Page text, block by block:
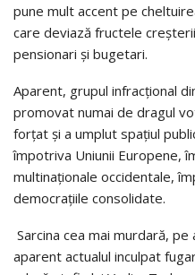
pune mult accent pe
care deviază fructele
pensionari și bugetari.
Aparent, grupul infracțional
promovat numai de dragul
forțat și a umplut spațiul
împotriva Uniunii Europene,
multinaționale occidentale,
democrațiile consolidate.
Sarcina cea mai murdară,
aparent actualul inculpat